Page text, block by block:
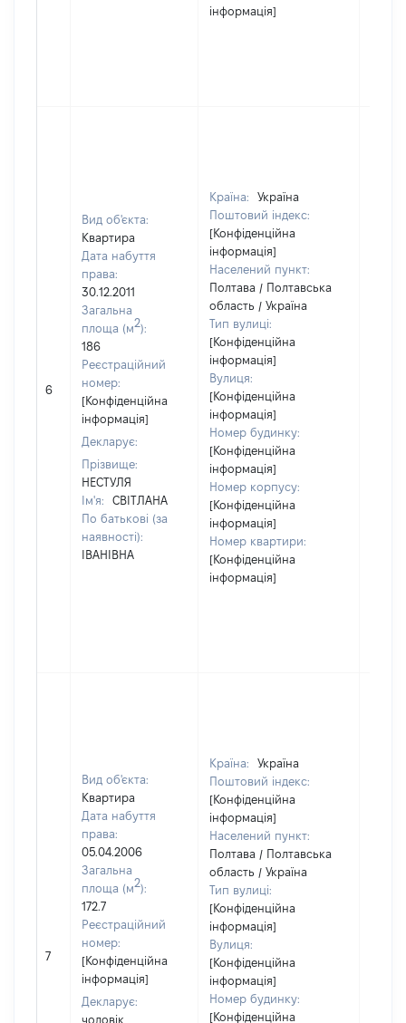
інформація]
6
Вид об'єкта:
Квартира
Дата набуття
права:
30.12.2011
Загальна
площа (м2):
186
Реєстраційний
номер:
[Конфіденційна
інформація]
Декларує:
Прізвище:
НЕСТУЛЯ
Ім'я:
СВІТЛАНА
По батькові (за
наявності):
ІВАНІВНА
Країна:
Україна
Поштовий індекс:
[Конфіденційна
інформація]
Населений пункт:
Полтава / Полтавська
область / Україна
Тип вулиці:
[Конфіденційна
інформація]
Вулиця:
[Конфіденційна
інформація]
Номер будинку:
[Конфіденційна
інформація]
Номер корпусу:
[Конфіденційна
інформація]
Номер квартири:
[Конфіденційна
інформація]
7
Вид об'єкта:
Квартира
Дата набуття
права:
05.04.2006
Загальна
площа (м2):
172.7
Реєстраційний
номер:
[Конфіденційна
інформація]
Декларує:
чоловік
Країна:
Україна
Поштовий індекс:
[Конфіденційна
інформація]
Населений пункт:
Полтава / Полтавська
область / Україна
Тип вулиці:
[Конфіденційна
інформація]
Вулиця:
[Конфіденційна
інформація]
Номер будинку:
[Конфіденційна